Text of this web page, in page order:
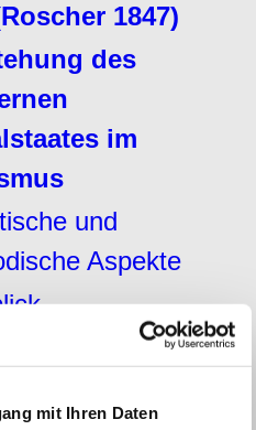
mit Ihren Daten
1847)
des
im
und
Aspekte
Vielfalt